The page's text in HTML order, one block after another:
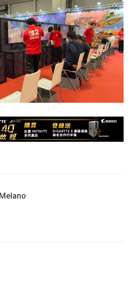
Melano